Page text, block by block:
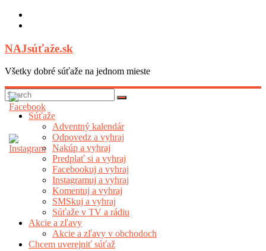
Skip
NAJsúťaže.sk
Všetky dobré súťaže na jednom mieste
Súťaže
Adventný kalendár
Odpovedz a vyhraj
Nakúp a vyhraj
Predplať si a vyhraj
Facebookuj a vyhraj
Instagramuj a vyhraj
Komentuj a vyhraj
SMSkuj a vyhraj
Súťaže v TV a rádiu
Akcie a zľavy
Akcie a zľavy v obchodoch
Chcem uverejniť súťaž